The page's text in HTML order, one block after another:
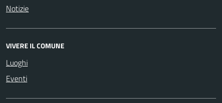
Notizie
VIVERE IL COMUNE
Luoghi
Eventi